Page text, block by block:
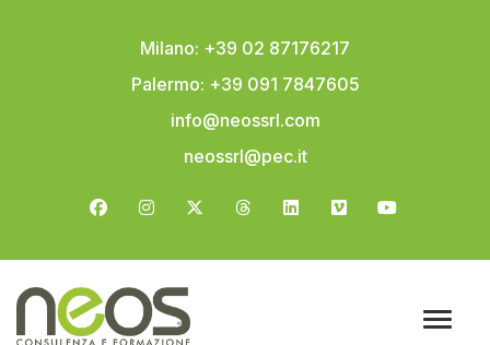
Milano: +39 02 87176217
Palermo: +39 091 7847605
info@neossrl.com
neossrl@pec.it